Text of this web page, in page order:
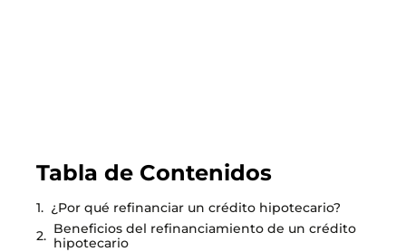
Tabla de Contenidos
¿Por qué refinanciar un crédito hipotecario?
Beneficios del refinanciamiento de un crédito
hipotecario